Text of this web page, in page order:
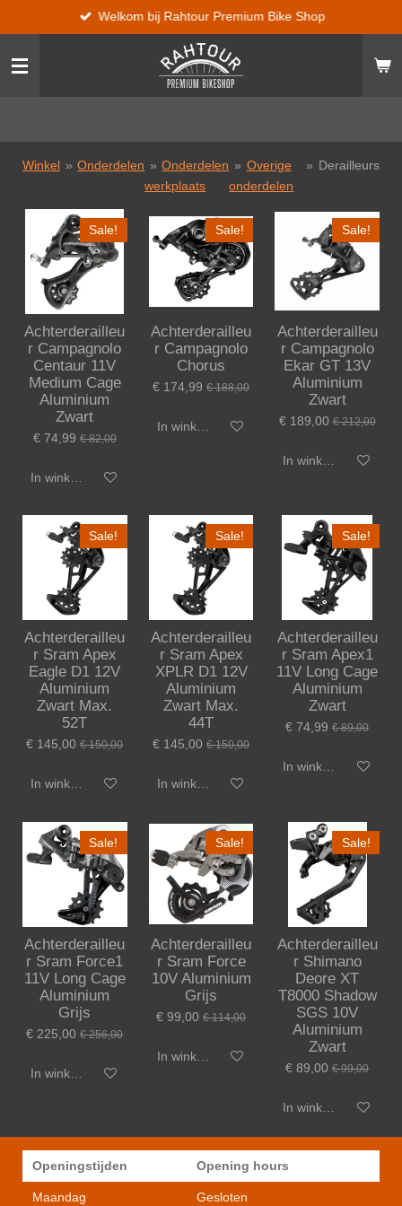
direct
naar
hoofdinhoud
Welkom bij Rahtour Premium Bike Shop
Winkel » Onderdelen » Onderdelen
werkplaats
» Overige
onderdelen
» Derailleurs
Sale!
Achterderailleu
r Campagnolo
Centaur 11V
Medium Cage
Aluminium
Zwart
€ 74,99 € 82,00
In winkelwagen
Sale!
Achterderailleu
r Campagnolo
Chorus
€ 174,99 € 188,00
In winkelwagen
Sale!
Achterderailleu
r Campagnolo
Ekar GT 13V
Aluminium
Zwart
€ 189,00 € 212,00
In winkelwagen
Sale!
Achterderailleu
r Sram Apex
Eagle D1 12V
Aluminium
Zwart Max.
52T
€ 145,00 € 150,00
In winkelwagen
Sale!
Achterderailleu
r Sram Apex
XPLR D1 12V
Aluminium
Zwart Max.
44T
€ 145,00 € 150,00
In winkelwagen
Sale!
Achterderailleu
r Sram Apex1
11V Long Cage
Aluminium
Zwart
€ 74,99 € 89,00
In winkelwagen
Sale!
Achterderailleu
r Sram Force1
11V Long Cage
Aluminium
Grijs
€ 225,00 € 256,00
In winkelwagen
Sale!
Achterderailleu
r Sram Force
10V Aluminium
Grijs
€ 99,00 € 114,00
In winkelwagen
Sale!
Achterderailleu
r Shimano
Deore XT
T8000 Shadow
SGS 10V
Aluminium
Zwart
€ 89,00 € 99,00
In winkelwagen
Openingstijden Opening hours
Maandag Gesloten